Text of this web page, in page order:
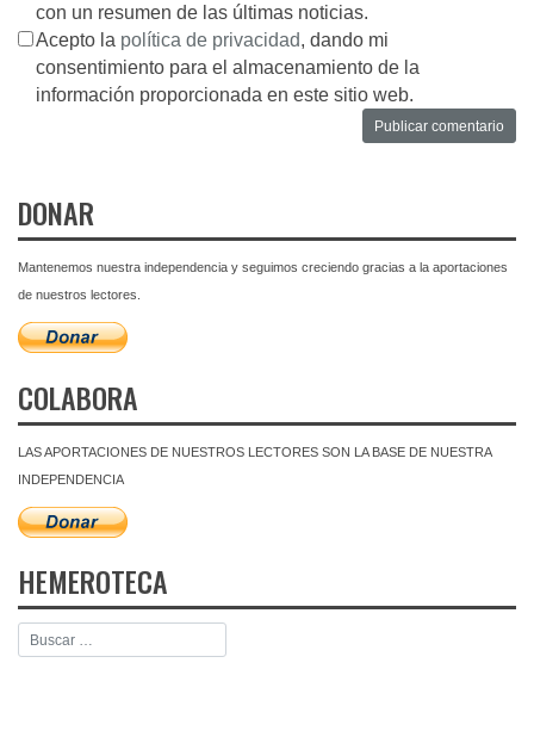
con un resumen de las últimas noticias.
Acepto la política de privacidad, dando mi
consentimiento para el almacenamiento de la
información proporcionada en este sitio web.
DONAR
Mantenemos nuestra independencia y seguimos creciendo gracias a la aportaciones
de nuestros lectores.
COLABORA
LAS APORTACIONES DE NUESTROS LECTORES SON LA BASE DE NUESTRA
INDEPENDENCIA
HEMEROTECA